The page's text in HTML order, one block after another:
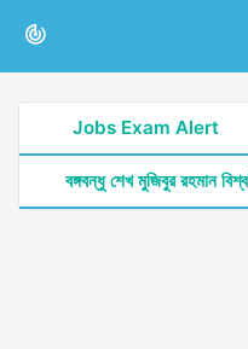
Jobs Exam Alert
বঙ্গবন্ধু শেখ মুজিবুর রহমান